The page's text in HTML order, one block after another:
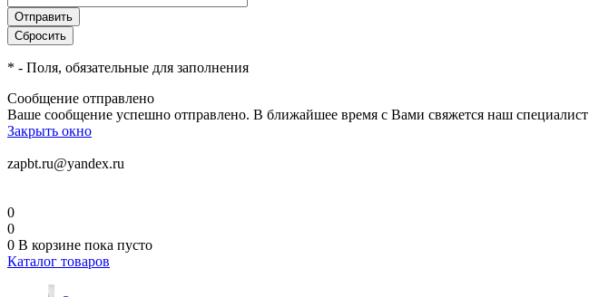
* - Поля, обязательные для заполнения
Сообщение отправлено
Ваше сообщение успешно отправлено. В ближайшее время с Вами свяжется наш специалист
Закрыть окно
zapbt.ru@yandex.ru
0
0
0 В корзине пока пусто
Каталог товаров